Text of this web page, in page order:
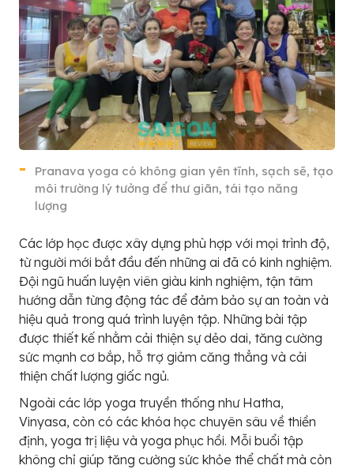
Pranava yoga có không gian yên tĩnh, sạch sẽ, tạo
môi trường lý tưởng để thư giãn, tái tạo năng
lượng
Các lớp học được xây dựng phù hợp với mọi trình độ,
từ người mới bắt đầu đến những ai đã có kinh nghiệm.
Đội ngũ huấn luyện viên giàu kinh nghiệm, tận tâm
hướng dẫn từng động tác để đảm bảo sự an toàn và
hiệu quả trong quá trình luyện tập. Những bài tập
được thiết kế nhằm cải thiện sự dẻo dai, tăng cường
sức mạnh cơ bắp, hỗ trợ giảm căng thẳng và cải
thiện chất lượng giấc ngủ.
Ngoài các lớp yoga truyền thống như Hatha,
Vinyasa, còn có các khóa học chuyên sâu về thiền
định, yoga trị liệu và yoga phục hồi. Mỗi buổi tập
không chỉ giúp tăng cường sức khỏe thể chất mà còn